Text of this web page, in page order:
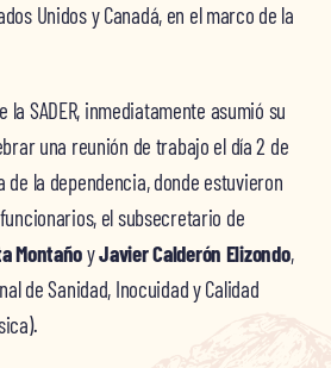
Unidos y Canadá, en el marco de la
la SADER, inmediatamente asumió su
una reunión de trabajo el día 2 de
la dependencia, donde estuvieron
el subsecretario de
MontañoyJavier Calderón Elizondo,
de Sanidad, Inocuidad y Calidad